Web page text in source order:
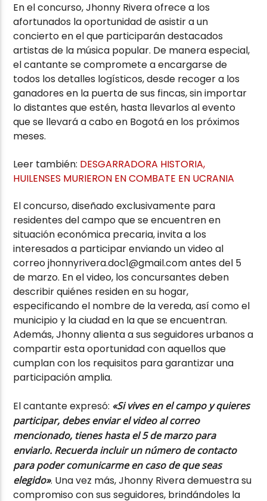
En el concurso, Jhonny Rivera ofrece a los
afortunados la oportunidad de asistir a un
concierto en el que participarán destacados
artistas de la música popular. De manera especial,
el cantante se compromete a encargarse de
todos los detalles logísticos, desde recoger a los
ganadores en la puerta de sus fincas, sin importar
lo distantes que estén, hasta llevarlos al evento
que se llevará a cabo en Bogotá en los próximos
meses.
Leer también: DESGARRADORA HISTORIA,
HUILENSES MURIERON EN COMBATE EN UCRANIA
El concurso, diseñado exclusivamente para
residentes del campo que se encuentren en
situación económica precaria, invita a los
interesados a participar enviando un video al
correo jhonnyrivera.doc1@gmail.com antes del 5
de marzo. En el video, los concursantes deben
describir quiénes residen en su hogar,
especificando el nombre de la vereda, así como el
municipio y la ciudad en la que se encuentran.
Además, Jhonny alienta a sus seguidores urbanos a
compartir esta oportunidad con aquellos que
cumplan con los requisitos para garantizar una
participación amplia.
El cantante expresó: «Si vives en el campo y quieres
participar, debes enviar el video al correo
mencionado, tienes hasta el 5 de marzo para
enviarlo. Recuerda incluir un número de contacto
para poder comunicarme en caso de que seas
elegido». Una vez más, Jhonny Rivera demuestra su
compromiso con sus seguidores, brindándoles la